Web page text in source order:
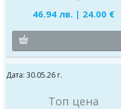
46.94 лв. | 24.00 €
Дата: 30.05.26 г.
Топ цена